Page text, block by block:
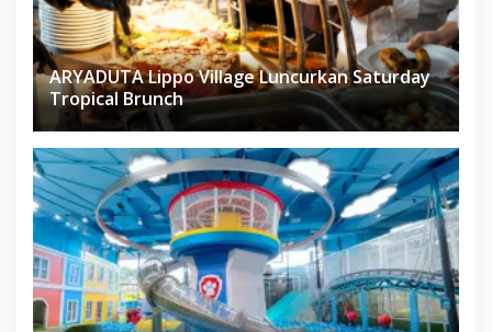
ARYADUTA Lippo Village Luncurkan Saturday
Tropical Brunch